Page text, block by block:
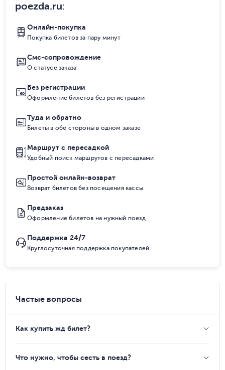
poezda.ru:
Онлайн-покупка
Покупка билетов за пару минут
Смс-сопровождение
О статусе заказа
Без регистрации
Оформление билетов без регистрации
Туда и обратно
Билеты в обе стороны в одном заказе
Маршрут с пересадкой
Удобный поиск маршрутов с пересадками
Простой онлайн-возврат
Возврат билетов без посещения кассы
Предзаказ
Оформление билетов на нужный поезд
Поддержка 24/7
Круглосуточная поддержка покупателей
Частые вопросы
Как купить жд билет?
Что нужно, чтобы сесть в поезд?